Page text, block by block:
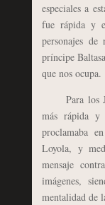
especiales a
fue rápida y
personajes
príncipe
que nos ocupa.
Para los
más rápida
proclamaba
Loyola, y
mensaje
imágenes,
mentalidad de